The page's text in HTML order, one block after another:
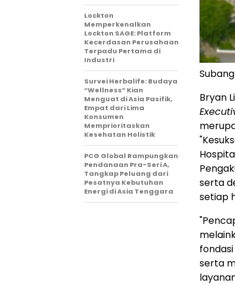
Bryan
serta
setiap
serta
Lockton
Memperkenalkan
Lockton SAGE: Platform
Kecerdasan Perusahaan
Terpadu Pertama di
Industri
Survei Herbalife: Budaya
“Wellness” Kian
Menguat di Asia Pasifik,
Empat dari Lima
Konsumen
Memprioritaskan
Kesehatan Holistik
PCG Global Rampungkan
Pendanaan Pra-Seri A,
Tangkap Peluang dari
Pesatnya Kebutuhan
Energi di Asia Tenggara